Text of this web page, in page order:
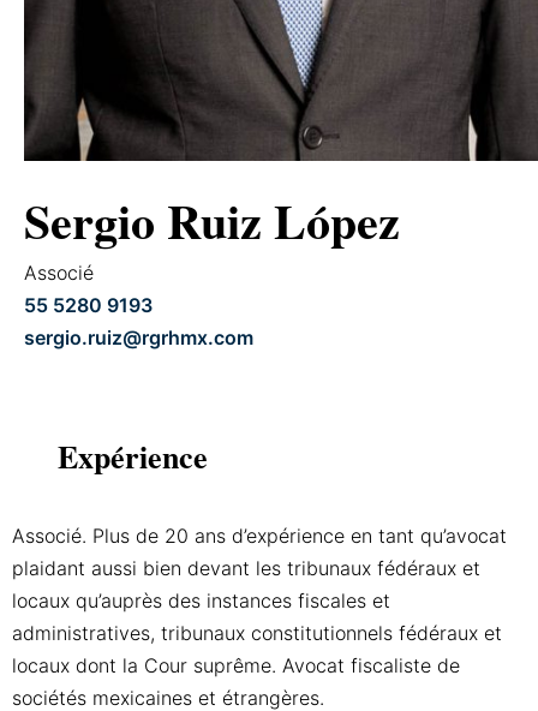
Sergio Ruiz López
Associé
55 5280 9193
sergio.ruiz@rgrhmx.com
Expérience
Associé. Plus de 20 ans d’expérience en tant qu’avocat
plaidant aussi bien devant les tribunaux fédéraux et
locaux qu’auprès des instances fiscales et
administratives, tribunaux constitutionnels fédéraux et
locaux dont la Cour suprême. Avocat fiscaliste de
sociétés mexicaines et étrangères.